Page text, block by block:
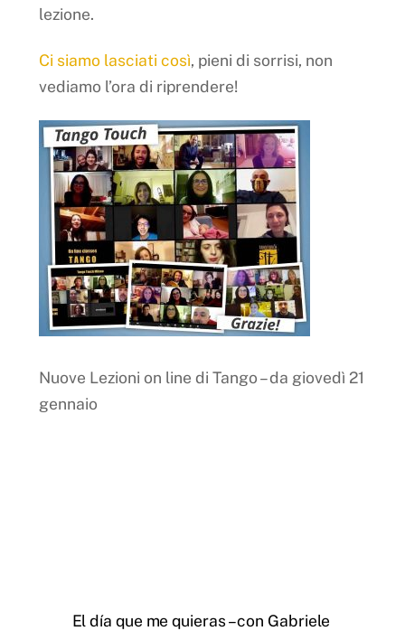
lezione.
Ci siamo lasciati così, pieni di sorrisi, non
vediamo l’ora di riprendere!
Nuove Lezioni on line di Tango – da giovedì 21
gennaio
El día que me quieras – con Gabriele